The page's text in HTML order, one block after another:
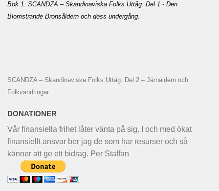
Bok 1: SCANDZA – Skandinaviska Folks Uttåg: Del 1 - Den
Blomstrande Bronsåldern och dess undergång.
SCANDZA – Skandinaviska Folks Uttåg: Del 2 – Järnåldern och
Folkvandringar
DONATIONER
Vår finansiella frihet låter vänta på sig. I och med ökat
finansiellt ansvar ber jag de som har resurser och så
känner att ge ett bidrag. Per Staffan